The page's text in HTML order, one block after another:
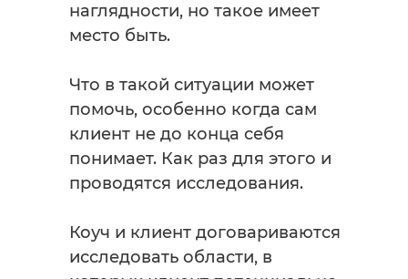
наглядности, но такое имеет
место быть.
Что в такой ситуации может
помочь, особенно когда сам
клиент не до конца себя
понимает. Как раз для этого и
проводятся исследования.
Коуч и клиент договариваются
исследовать области, в